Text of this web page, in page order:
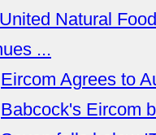
United Natural
...
Eircom Agrees to
Babcock's Eircom